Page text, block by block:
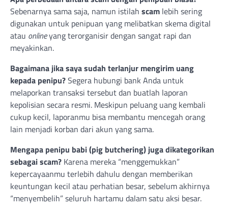
Sebenarnya sama saja, namun istilah scam lebih sering
digunakan untuk penipuan yang melibatkan skema digital
atau onlineyang terorganisir dengan sangat rapi dan
meyakinkan.
Bagaimana jika saya sudah terlanjur mengirim uang
kepada penipu?Segera hubungi bank Anda untuk
melaporkan transaksi tersebut dan buatlah laporan
kepolisian secara resmi. Meskipun peluang uang kembali
cukup kecil, laporanmu bisa membantu mencegah orang
lain menjadi korban dari akun yang sama.
Mengapa penipu babi (pig butchering) juga dikategorikan
sebagai scam? Karena mereka “menggemukkan”
kepercayaanmu terlebih dahulu dengan memberikan
keuntungan kecil atau perhatian besar, sebelum akhirnya
“menyembelih” seluruh hartamu dalam satu aksi besar.